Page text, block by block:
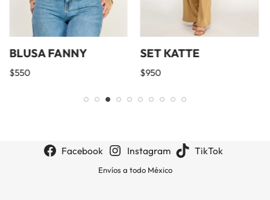
BLUSA FANNY
$550
SET KATTE
$950
Facebook Instagram TikTok
Envíos a todo México